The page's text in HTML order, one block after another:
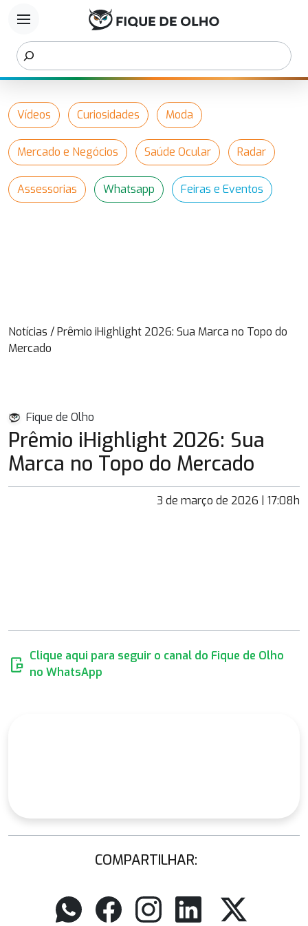
menu
Vídeos Curiosidades Moda
Mercado e Negócios Saúde Ocular Radar
Assessorias Whatsapp Feiras e Eventos
Notícias /Prêmio iHighlight 2026: Sua Marca no Topo do
Mercado
Fique de Olho
Prêmio iHighlight 2026: Sua
Marca no Topo do Mercado
3 de março de 2026 | 17:08h
mobile_chat Clique aqui para seguir o canal do Fique de Olho
no WhatsApp
COMPARTILHAR: